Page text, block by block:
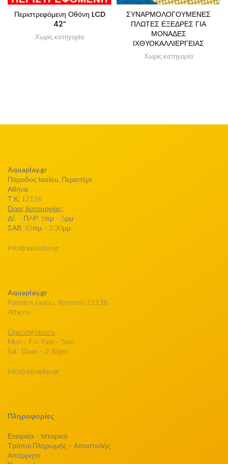
Περιστρεφόμενη Οθόνη LCD
42”
Χωρίς κατηγορία
ΣΥΝΑΡΜΟΛΟΓΟΥΜΕΝΕΣ
ΠΛΩΤΕΣ ΕΞΕΔΡΕΣ ΓΙΑ
ΜΟΝΑΔΕΣ
ΙΧΘΥΟΚΑΛΛΙΕΡΓΕΙΑΣ
Χωρίς κατηγορία
Aquaplay.gr
Πάροδος Ιασίου, Περιστέρι
Αθήνα
Τ.Κ: 12136
Ώρες λειτουργίας:
ΔE – ΠAΡ: 9πμ – 5μμ
ΣΑΒ: 10πμ – 2:30μμ
info@aquaplay.gr
Aquaplay.gr
Parodos Iasiou, Peristeri, 12136,
Athens
Opening Hours
Mon – Fri: 9am – 5pm
Sat: 10am – 2:30pm
info@aquaplay.gr
Πληροφορίες
Εταιρεία – Ιστορικό
Τρόποι Πληρωμής – Αποστολής
Απόρρητο